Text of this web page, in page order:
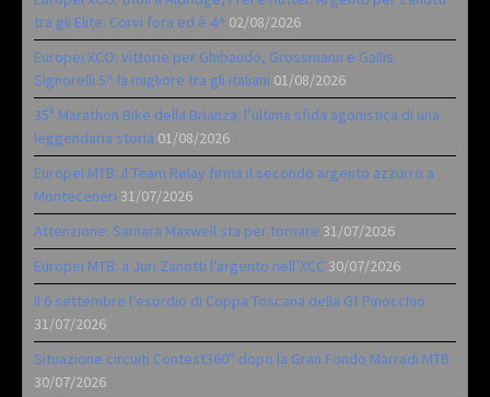
tra gli Elite. Corvi fora ed è 4^ 02/08/2026
Europei XCO: vittorie per Ghibaudo, Grossmann e Gallis.
Signorelli 5^ la migliore tra gli italiani 01/08/2026
35ª Marathon Bike della Brianza: l’ultima sfida agonistica di una
leggendaria storia 01/08/2026
Europei MTB: il Team Relay firma il secondo argento azzurro a
Monteceneri 31/07/2026
Attenzione: Samara Maxwell sta per tornare 31/07/2026
Europei MTB: a Juri Zanotti l’argento nell’XCC 30/07/2026
Il 6 settembre l’esordio di Coppa Toscana della Gf Pinocchio
31/07/2026
Situazione circuiti Contest360° dopo la Gran Fondo Marradi MTB
30/07/2026